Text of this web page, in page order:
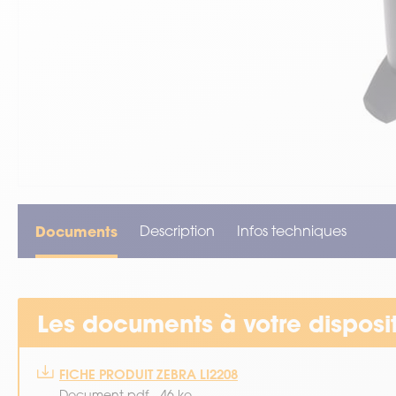
Documents Description Infos techniques
Les documents à votre
FICHE PRODUIT ZEBRA LI2208